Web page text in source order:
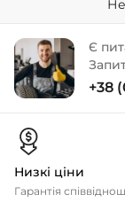
Є
+38
Низкі ціни
Гарантія